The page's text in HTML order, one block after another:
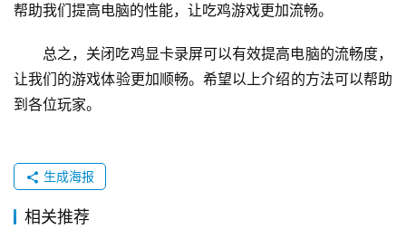
帮助我们提高电脑的性能，让吃鸡游戏更加流畅。
总之，关闭吃鸡显卡录屏可以有效提高电脑的流畅度，
让我们的游戏体验更加顺畅。希望以上介绍的方法可以帮助
到各位玩家。
生成海报
相关推荐